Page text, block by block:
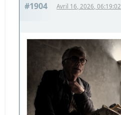
#1904 Avril 16, 2026, 06:19:02